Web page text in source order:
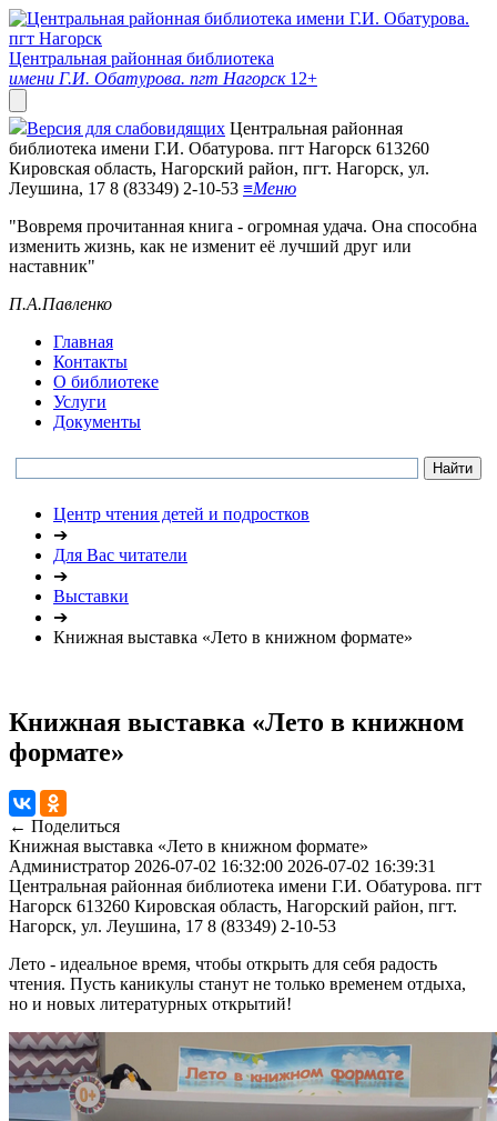
Центральная районная библиотека
имени Г.И. Обатурова. пгт Нагорск 12+
Версия для слабовидящих Центральная районная
библиотека имени Г.И. Обатурова. пгт Нагорск 613260
Кировская область, Нагорский район, пгт. Нагорск, ул.
Леушина, 17 8 (83349) 2-10-53 ≡Меню
"Вовремя прочитанная книга - огромная удача. Она способна
изменить жизнь, как не изменит её лучший друг или
наставник"
П.А.Павленко
Главная
Контакты
О библиотеке
Услуги
Документы
Центр чтения детей и подростков
➔
Для Вас читатели
➔
Выставки
➔
Книжная выставка «Лето в книжном формате»
Книжная выставка «Лето в книжном
формате»
← Поделиться
Книжная выставка «Лето в книжном формате»
Администратор 2026-07-02 16:32:00 2026-07-02 16:39:31
Центральная районная библиотека имени Г.И. Обатурова. пгт
Нагорск 613260 Кировская область, Нагорский район, пгт.
Нагорск, ул. Леушина, 17 8 (83349) 2-10-53
Лето - идеальное время, чтобы открыть для себя радость
чтения. Пусть каникулы станут не только временем отдыха,
но и новых литературных открытий!